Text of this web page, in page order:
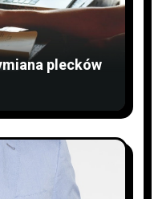
plecków